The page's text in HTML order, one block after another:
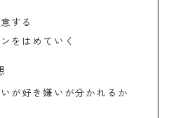
する
をはめていく
が好き嫌いが分かれるか